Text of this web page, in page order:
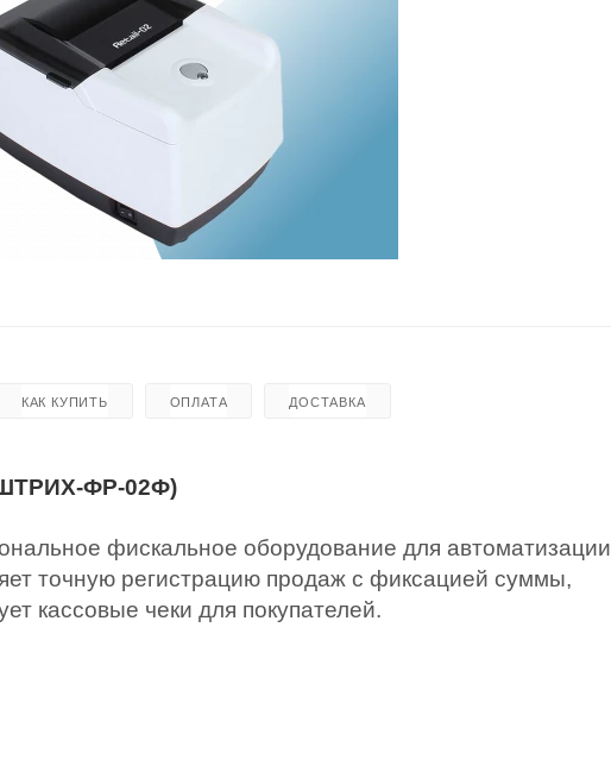
КАК КУПИТЬ ОПЛАТА ДОСТАВКА
ФР-02Ф)
фискальное оборудование для автоматизации
точную регистрацию продаж с фиксацией суммы,
кассовые чеки для покупателей.